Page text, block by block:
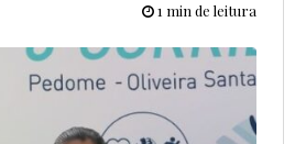
1 min de leitura